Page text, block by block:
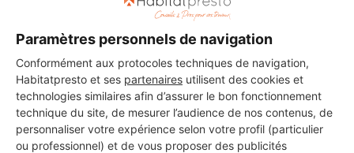
Paramètres personnels de navigation
Conformément aux protocoles techniques de navigation,
Habitatpresto et ses partenaires utilisent des cookies et
technologies similaires afin d’assurer le bon fonctionnement
technique du site, de mesurer l’audience de nos contenus, de
personnaliser votre expérience selon votre profil (particulier
ou professionnel) et de vous proposer des publicités
DEMANDER UN DEVIS